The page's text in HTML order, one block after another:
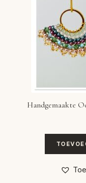
Handgemaakte